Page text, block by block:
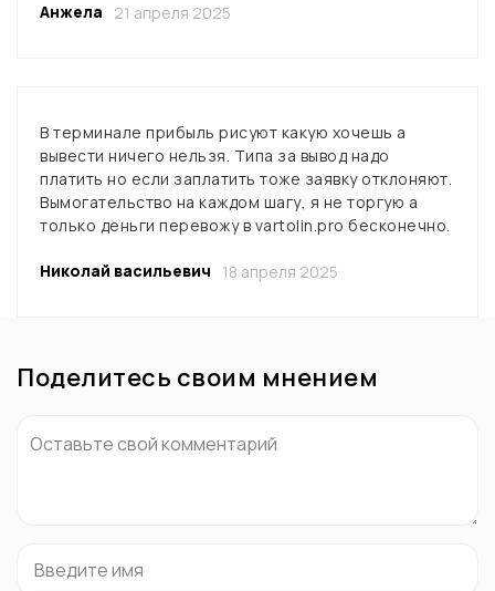
Анжела 21 апреля 2025
В терминале прибыль рисуют какую хочешь а
вывести ничего нельзя. Типа за вывод надо
платить но если заплатить тоже заявку отклоняют.
Вымогательство на каждом шагу, я не торгую а
только деньги перевожу в vartolin.pro бесконечно.
Николай васильевич 18 апреля 2025
Поделитесь своим мнением